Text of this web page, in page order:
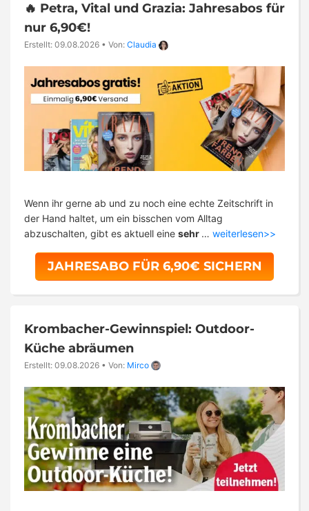
🔥 Petra, Vital und Grazia: Jahresabos für
nur 6,90€!
Erstellt: 09.08.2026 • Von: Claudia
Wenn ihr gerne ab und zu noch eine echte Zeitschrift in
der Hand haltet, um ein bisschen vom Alltag
abzuschalten, gibt es aktuell eine sehr … weiterlesen>>
JAHRESABO FÜR 6,90€ SICHERN
Krombacher-Gewinnspiel: Outdoor-
Küche abräumen
Erstellt: 09.08.2026 • Von: Mirco